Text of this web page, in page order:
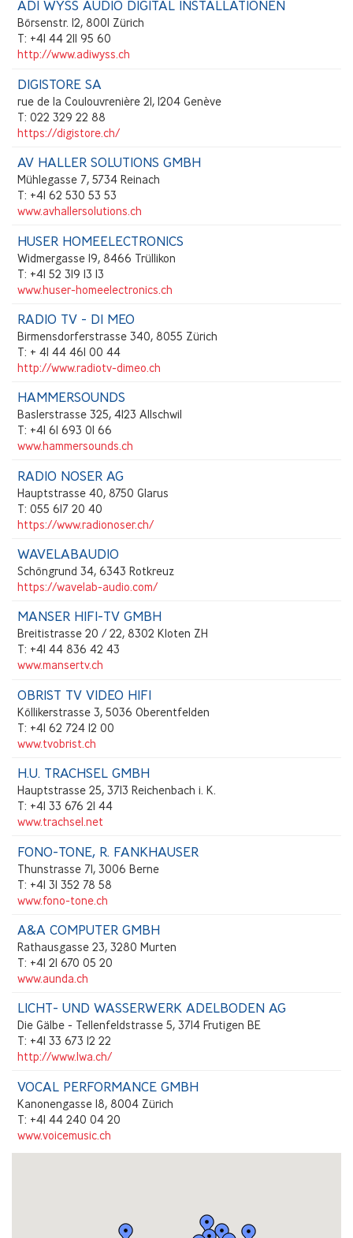
ADI WYSS AUDIO DIGITAL INSTALLATIONEN
Börsenstr. 12, 8001 Zürich
T: +41 44 211 95 60
http://www.adiwyss.ch
DIGISTORE SA
rue de la Coulouvrenière 21, 1204 Genève
T: 022 329 22 88
https://digistore.ch/
AV HALLER SOLUTIONS GMBH
Mühlegasse 7, 5734 Reinach
T: +41 62 530 53 53
www.avhallersolutions.ch
HUSER HOMEELECTRONICS
Widmergasse 19, 8466 Trüllikon
T: +41 52 319 13 13
www.huser-homeelectronics.ch
RADIO TV - DI MEO
Birmensdorferstrasse 340, 8055 Zürich
T: + 41 44 461 00 44
http://www.radiotv-dimeo.ch
HAMMERSOUNDS
Baslerstrasse 325, 4123 Allschwil
T: +41 61 693 01 66
www.hammersounds.ch
RADIO NOSER AG
Hauptstrasse 40, 8750 Glarus
T: 055 617 20 40
https://www.radionoser.ch/
WAVELABAUDIO
Schöngrund 34, 6343 Rotkreuz
https://wavelab-audio.com/
MANSER HIFI-TV GMBH
Breitistrasse 20 / 22, 8302 Kloten ZH
T: +41 44 836 42 43
www.mansertv.ch
OBRIST TV VIDEO HIFI
Köllikerstrasse 3, 5036 Oberentfelden
T: +41 62 724 12 00
www.tvobrist.ch
H.U. TRACHSEL GMBH
Hauptstrasse 25, 3713 Reichenbach i. K.
T: +41 33 676 21 44
www.trachsel.net
FONO-TONE, R. FANKHAUSER
Thunstrasse 71, 3006 Berne
T: +41 31 352 78 58
www.fono-tone.ch
A&A COMPUTER GMBH
Rathausgasse 23, 3280 Murten
T: +41 21 670 05 20
www.aunda.ch
LICHT- UND WASSERWERK ADELBODEN AG
Die Gälbe - Tellenfeldstrasse 5, 3714 Frutigen BE
T: +41 33 673 12 22
http://www.lwa.ch/
VOCAL PERFORMANCE GMBH
Kanonengasse 18, 8004 Zürich
T: +41 44 240 04 20
www.voicemusic.ch